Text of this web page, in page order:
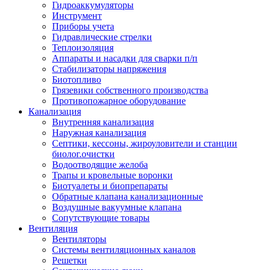
Гидроаккумуляторы
Инструмент
Приборы учета
Гидравлические стрелки
Теплоизоляция
Аппараты и насадки для сварки п/п
Стабилизаторы напряжения
Биотопливо
Грязевики собственного производства
Противопожарное оборудование
Канализация
Внутренняя канализация
Наружная канализация
Септики, кессоны, жироуловители и станции
биолог.очистки
Водоотводящие желоба
Трапы и кровельные воронки
Биотуалеты и биопрепараты
Обратные клапана канализационные
Воздушные вакуумные клапана
Сопутствующие товары
Вентиляция
Вентиляторы
Системы вентиляционных каналов
Решетки